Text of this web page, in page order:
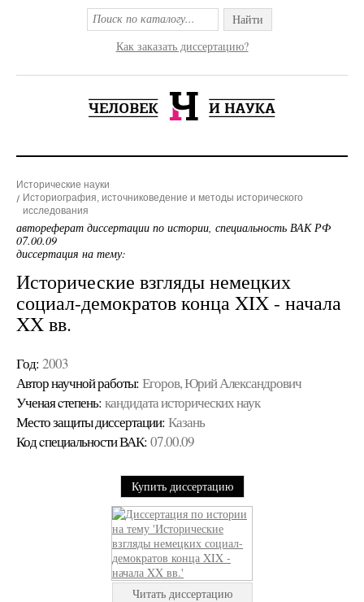
Найти
Как заказать диссертацию?
Исторические науки
Историография, источниковедение и методы исторического
исследования
автореферат диссертации по истории, специальность ВАК РФ
07.00.09
диссертация на тему:
Исторические взгляды немецких
социал-демократов конца XIX - начала
XX вв.
Год: 2003
Автор научной работы: Егоров, Юрий Александрович
Ученая cтепень: кандидата исторических наук
Место защиты диссертации: Казань
Код cпециальности ВАК: 07.00.09
Купить диссертацию
Читать диссертацию